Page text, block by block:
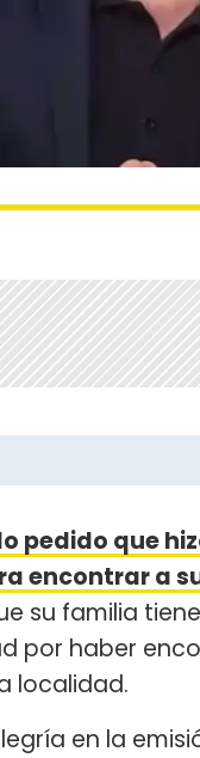
pedido que
encontrar a
su familia
por haber
localidad.
en la